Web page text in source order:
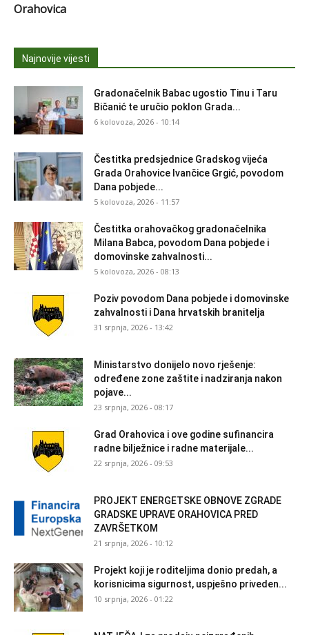
Orahovica
Najnovije vijesti
Gradonačelnik Babac ugostio Tinu i Taru
Bičanić te uručio poklon Grada...
6 kolovoza, 2026 - 10:14
Čestitka predsjednice Gradskog vijeća
Grada Orahovice Ivančice Grgić, povodom
Dana pobjede...
5 kolovoza, 2026 - 11:57
Čestitka orahovačkog gradonačelnika
Milana Babca, povodom Dana pobjede i
domovinske zahvalnosti...
5 kolovoza, 2026 - 08:13
Poziv povodom Dana pobjede i domovinske
zahvalnosti i Dana hrvatskih branitelja
31 srpnja, 2026 - 13:42
Ministarstvo donijelo novo rješenje:
određene zone zaštite i nadziranja nakon
pojave...
23 srpnja, 2026 - 08:17
Grad Orahovica i ove godine sufinancira
radne bilježnice i radne materijale...
22 srpnja, 2026 - 09:53
PROJEKT ENERGETSKE OBNOVE ZGRADE
GRADSKE UPRAVE ORAHOVICA PRED
ZAVRŠETKOM
21 srpnja, 2026 - 10:12
Projekt koji je roditeljima donio predah, a
korisnicima sigurnost, uspješno priveden...
10 srpnja, 2026 - 01:22